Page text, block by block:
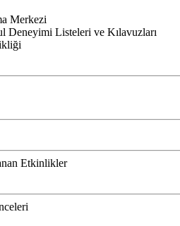
Merkezi
Deneyimi Listeleri ve Kılavuzları
Etkinlikler